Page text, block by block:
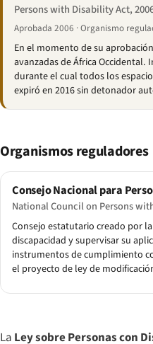
Persons with Disability Act,
Aprobada 2006 · Organismo
En el momento de su
avanzadas de África
durante el cual todos los
expiró en 2016 sin detonador
Organismos reguladores
Consejo Nacional para
National Council on Persons
Consejo estatutario creado por
discapacidad y supervisar su
instrumentos de cumplimiento
el proyecto de ley de
La Ley sobre Personas con